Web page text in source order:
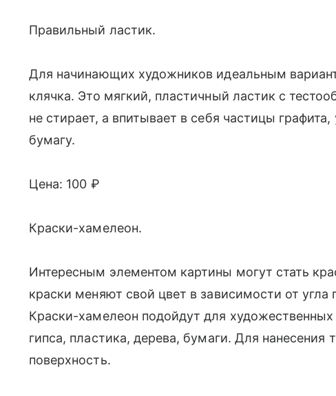
Правильный ластик.
Для начинающих художников идеальным
клячка. Это мягкий, пластичный ластик с
не стирает, а впитывает в себя частицы
бумагу.
Цена: 100 ₽
Краски-хамелеон.
Интересным элементом картины могут стать
краски меняют свой цвет в зависимости от угла
Краски-хамелеон подойдут для
гипса, пластика, дерева, бумаги. Для нанесения
поверхность.